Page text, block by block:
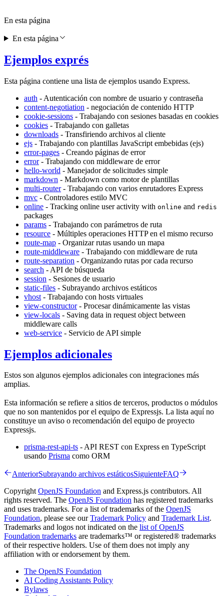
Ejemplos exprés
Esta página contiene una lista de ejemplos usando Express.
auth - Autenticación con nombre de usuario y contraseña
content-negotiation - negociación de contenido HTTP
cookie-sessions - Trabajando con sesiones basadas en cookies
cookies - Trabajando con galletas
downloads - Transfiriendo archivos al cliente
ejs - Trabajando con plantillas JavaScript embebidas (ejs)
error-pages - Creando páginas de error
error- Trabajando con middleware de error
hello-world - Manejador de solicitudes simple
markdown - Markdown como motor de plantillas
multi-router- Trabajando con varios enrutadores Express
mvc - Controladores estilo MVC
online - Tracking online user activity with online and redis
packages
params - Trabajando con parámetros de ruta
resource - Múltiples operaciones HTTP en el mismo recurso
route-map - Organizar rutas usando un mapa
route-middleware - Trabajando con middleware de ruta
route-separation - Organizando rutas por cada recurso
search - API de búsqueda
session - Sesiones de usuario
static-files - Subrayando archivos estáticos
vhost - Trabajando con hosts virtuales
view-constructor- Procesar dinámicamente las vistas
view-locals - Saving data in request object between
middleware calls
web-service - Servicio de API simple
Ejemplos adicionales
Estos son algunos ejemplos adicionales con integraciones más
amplias.
Esta información se refiere a sitios de terceros, productos o módulos
que no son mantenidos por el equipo de Expressjs. La lista aquí no
constituye un aviso o recomendación del equipo de proyecto
Expressjs.
prisma-rest-api-ts - API REST con Express en TypeScript
usando Prisma como ORM
AnteriorSubrayando archivos estáticosSiguienteFAQ
En esta página
En esta página
Copyright OpenJS Foundation and Express.js contributors. All
rights reserved. The OpenJS Foundation has registered trademarks
and uses trademarks. For a list of trademarks of the OpenJS
Foundation, please see ourTrademark Policy and Trademark List.
Trademarks and logos not indicated on the list of OpenJS
Foundation trademarks are trademarks™ or registered® trademarks
of their respective holders. Use of them does not imply any
affiliation with or endorsement by them.
The OpenJS Foundation
AI Coding Assistants Policy
Bylaws